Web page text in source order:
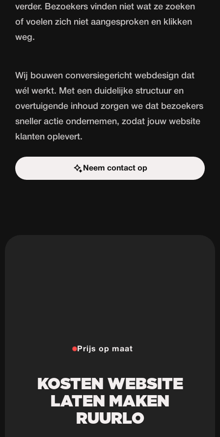
verder. Bezoekers vinden niet wat ze zoeken
of voelen zich niet aangesproken en klikken
weg.
Wij bouwen conversiegericht webdesign dat
wél werkt. Met een duidelijke structuur en
overtuigende inhoud zorgen we dat bezoekers
sneller actie ondernemen, zodat jouw website
klanten oplevert.
Neem contact op
Start de uitdaging
Prijs op maat
KOSTEN WEBSITE
LATEN MAKEN
RUURLO